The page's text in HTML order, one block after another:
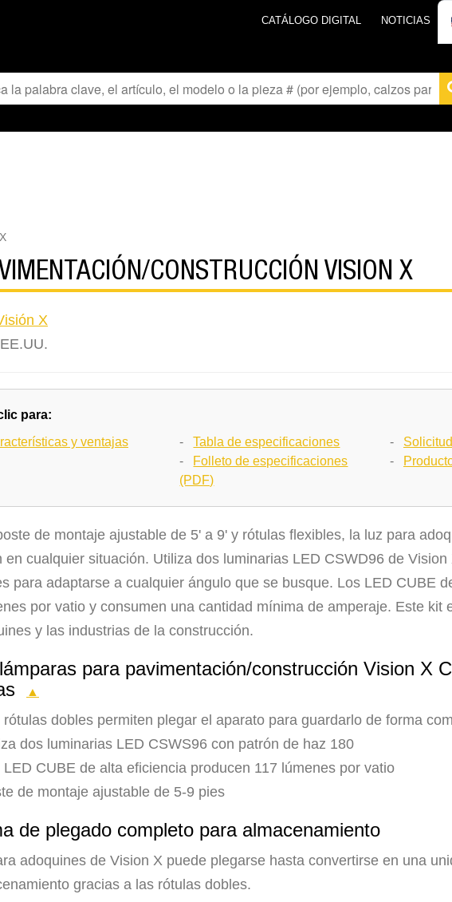
CATÁLOGO DIGITAL NOTICIAS
CONSTRUCCIÓN VISION X
X
EE.UU.
para:
y ventajas -Tabla de especificaciones
- Folleto de especificaciones
(PDF)
-
-
de montaje ajustable de 5' a 9' y rótulas flexibles, la luz para
en cualquier situación. Utiliza dos luminarias LED CSWD96 de
para adaptarse a cualquier ángulo que se busque. Los LED CUBE
por vatio y consumen una cantidad mínima de amperaje. Este kit
y las industrias de la construcción.
para pavimentación/construcción Vision X
▲
rótulas dobles permiten plegar el aparato para guardarlo de forma
dos luminarias LED CSWS96 con patrón de haz 180
LED CUBE de alta eficiencia producen 117 lúmenes por vatio
de montaje ajustable de 5-9 pies
de plegado completo para almacenamiento
adoquines de Vision X puede plegarse hasta convertirse en una
gracias a las rótulas dobles.